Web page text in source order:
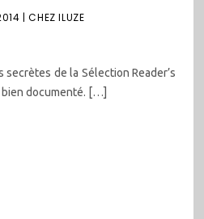
| CHEZ ILUZE
de la Sélection Reader’s
documenté. […]